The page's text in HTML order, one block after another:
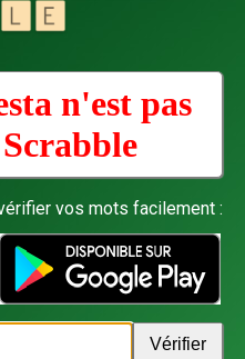
n'est pas
Scrabble
vos mots facilement :